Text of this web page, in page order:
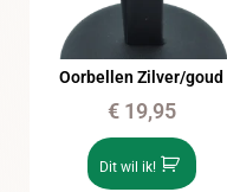
Oorbellen Zilver/goud
€19,95
Dit wil ik!